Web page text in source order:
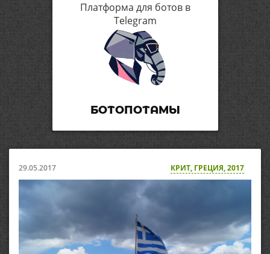
Платформа для ботов в
Telegram
БОТОПОТАМЫ
29.05.2017 КРИТ, ГРЕЦИЯ, 2017